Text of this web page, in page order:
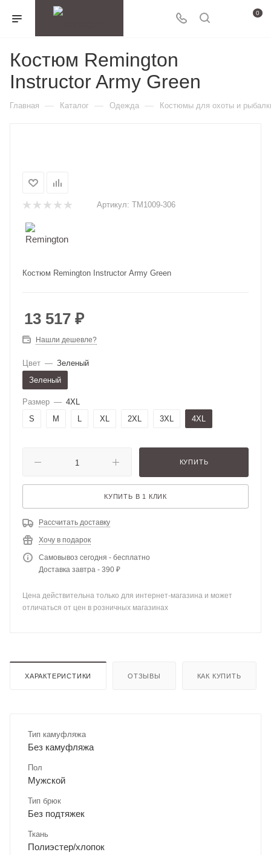
0
Костюм Remington
Instructor Army Green
Главная — Каталог — Одежда — Костюмы для охоты и
Артикул: ТМ1009-306
Костюм Remington Instructor Army Green
13 517 ₽
Нашли дешевле?
Цвет — Зеленый
Зеленый
Размер — 4XL
S
M L XL 2XL 3XL 4XL
КУПИТЬ
КУПИТЬ В 1 КЛИК
Рассчитать доставку
Хочу в подарок
Самовывоз сегодня - бесплатно
Доставка завтра - 390 ₽
Цена действительна только для интернет-магазина и может
отличаться от цен в розничных магазинах
ХАРАКТЕРИСТИКИ ОТЗЫВЫ КАК КУПИТЬ
Тип камуфляжа
Без камуфляжа
Пол
Мужской
Тип брюк
Без подтяжек
Ткань
Полиэстер/хлопок